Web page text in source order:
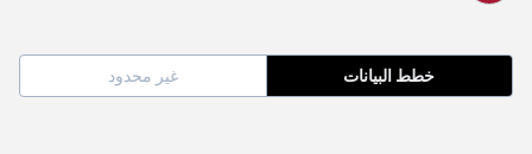
خطط البيانات غير محدود